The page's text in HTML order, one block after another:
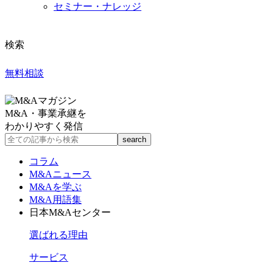
セミナー・ナレッジ
検索
無料相談
M&A・事業承継を
わかりやすく発信
コラム
M&Aニュース
M&Aを学ぶ
M&A用語集
日本M&Aセンター
選ばれる理由
サービス